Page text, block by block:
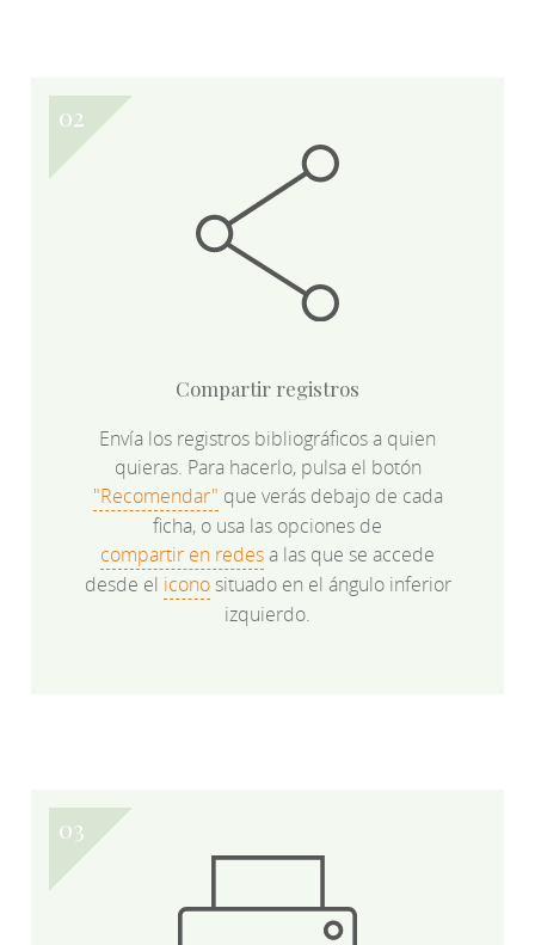
Compartir registros
Envía los registros bibliográficos a quien
quieras. Para hacerlo, pulsa el botón
"Recomendar" que verás debajo de cada
ficha, o usa las opciones de
compartir en redesa las que se accede
desde el iconosituado en el ángulo inferior
izquierdo.